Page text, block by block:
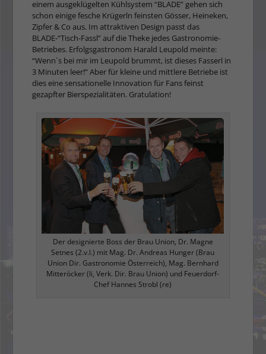
einem ausgeklügelten Kühlsystem “BLADE” gehen sich
schon einige fesche Krügerln feinsten Gösser, Heineken,
Zipfer & Co aus. Im attraktiven Design passt das
BLADE-“Tisch-Fassl” auf die Theke jedes Gastronomie-
Betriebes. Erfolgsgastronom Harald Leupold meinte:
“Wenn´s bei mir im Leupold brummt, ist dieses Fasserl in
3 Minuten leer!” Aber für kleine und mittlere Betriebe ist
dies eine sensationelle Innovation für Fans feinst
gezapfter Bierspezialitäten. Gratulation!
Der designierte Boss der Brau Union, Dr. Magne
Setnes (2.v.l.) mit Mag. Dr. Andreas Hunger (Brau
Union Dir. Gastronomie Österreich), Mag. Bernhard
Mitteröcker (li, Verk. Dir. Brau Union) und Feuerdorf-
Chef Hannes Strobl (re)